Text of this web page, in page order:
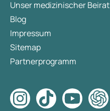
Unser medizinischer Beirat
Blog
Impressum
Sitemap
Partnerprogramm